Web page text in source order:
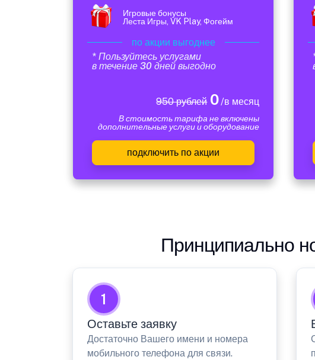
Игровые бонусы
Леста Игры, VK Play, Фогейм
по акции выгоднее
* Пользуйтесь услугами
в течение 30 дней выгодно
950 рублей0/в месяц
В стоимость тарифа не включены
дополнительные услуги и оборудование
подключить по акции
Принципиально
1
Оставьте заявку
Достаточно Вашего имени и номера
мобильного телефона для связи.